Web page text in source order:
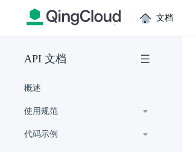
| 文档
API 文档
概述
使用规范
代码示例